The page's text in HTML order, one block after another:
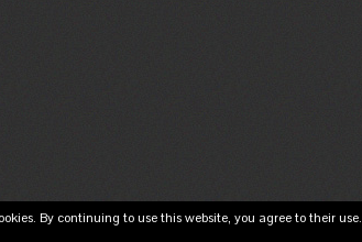
By continuing to use this website, you agree to their use.